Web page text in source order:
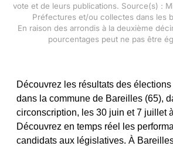
vote et de leurs publications. Source(s) :
Préfectures et/ou collectes dans les
En raison des arrondis à la deuxième
pourcentages peut ne pas être
Découvrez les résultats des
dans la commune de Bareilles (65),
circonscription, les 30 juin et 7 juillet
Découvrez en temps réel les
candidats aux législatives. À